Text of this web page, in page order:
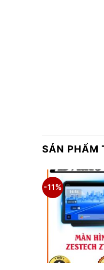
SẢN PHẨM
-11%